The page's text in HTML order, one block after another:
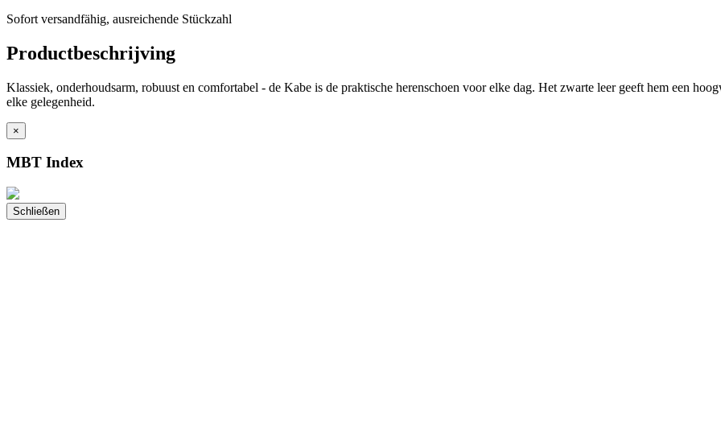
Sofort versandfähig, ausreichende Stückzahl
Productbeschrijving
Klassiek, onderhoudsarm, robuust en comfortabel - de Kabe is de praktische herenschoen voor elke dag. Het zwarte leer geeft hem een
elke gelegenheid.
×
MBT Index
Schließen